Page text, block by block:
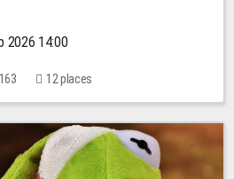
2026 14:00
12 places